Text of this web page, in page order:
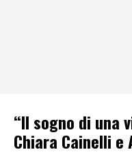
“Il sogno di una
Chiara Cainelli e